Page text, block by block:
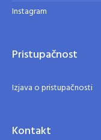
Instagram
Pristupačnost
Izjava o pristupačnosti
Kontakt